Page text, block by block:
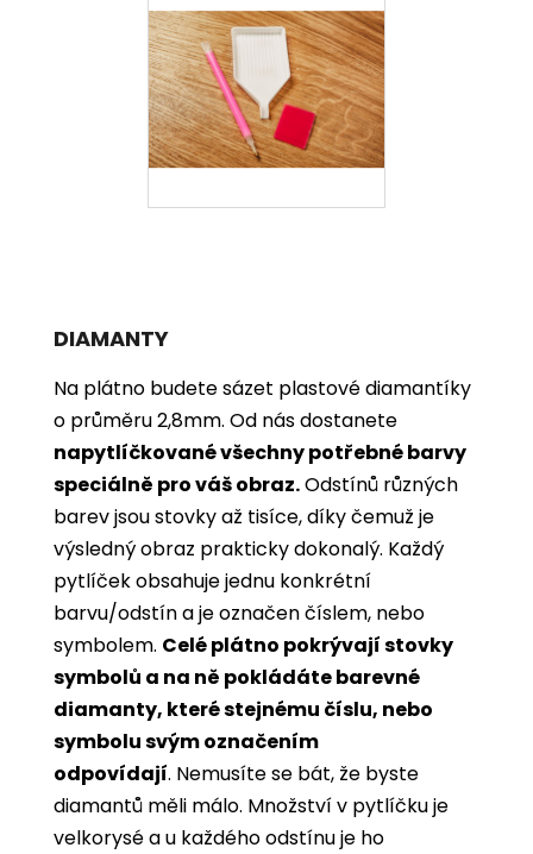
DIAMANTY
Na plátno budete sázet plastové diamantíky
o průměru 2,8mm. Od nás dostanete
napytlíčkované všechny potřebné barvy
speciálně pro váš obraz.Odstínů různých
barev jsou stovky až tisíce, díky čemuž je
výsledný obraz prakticky dokonalý. Každý
pytlíček obsahuje jednu konkrétní
barvu/odstín a je označen číslem, nebo
symbolem. Celé plátno pokrývají stovky
symbolů a na ně pokládáte barevné
diamanty, které stejnému číslu, nebo
symbolu svým označením
odpovídají. Nemusíte se bát, že byste
diamantů měli málo. Množství v pytlíčku je
velkorysé a u každého odstínu je ho